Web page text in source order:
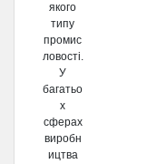
якого
типу
промис
ловості.
У
багатьо
х
сферах
виробн
ицтва